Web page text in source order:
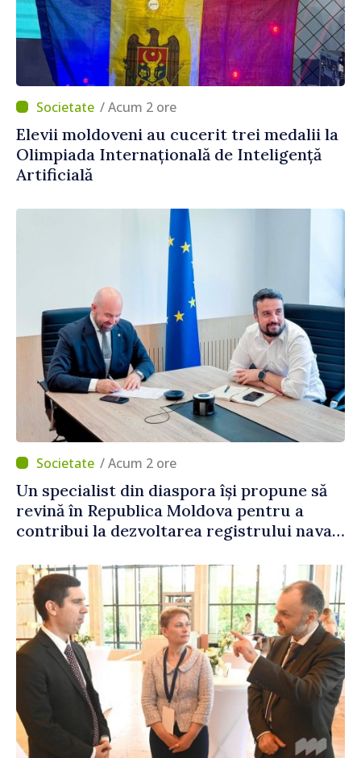
/ Acum 2 ore
Elevii moldoveni au cucerit trei medalii la
Olimpiada Internațională de Inteligență
Artificială
/ Acum 2 ore
Un specialist din diaspora își propune să
revină în Republica Moldova pentru a
contribui la dezvoltarea registrului naval